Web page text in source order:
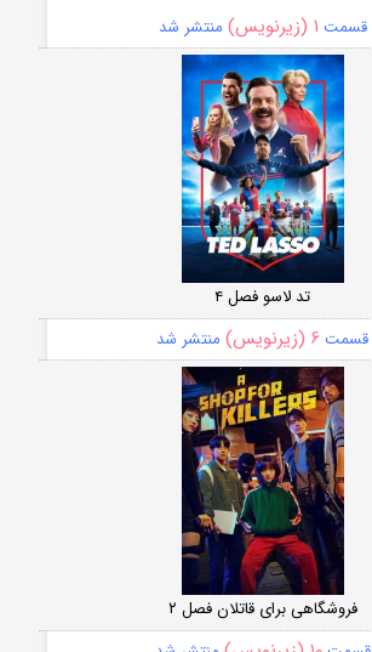
قسمت ۱ (زیرنویس) منتشر شد
تد لاسو فصل ۴
قسمت ۶ (زیرنویس) منتشر شد
فروشگاهی برای قاتلان فصل ۲